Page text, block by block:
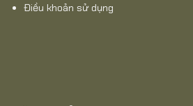
Điều khoản sử dụng